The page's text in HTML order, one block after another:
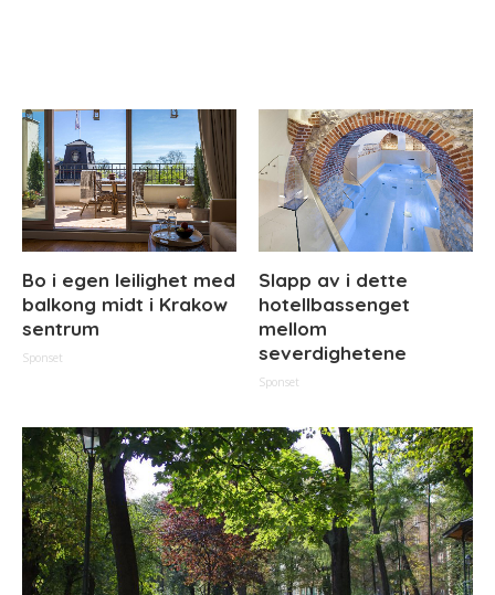
Bo i egen leilighet med
balkong midt i Krakow
sentrum
Sponset
Slapp av i dette
hotellbassenget
mellom
severdighetene
Sponset